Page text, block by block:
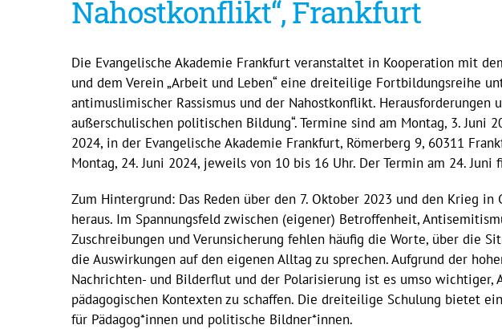
Nahostkonflikt“, Frankfurt
Die Evangelische Akademie Frankfurt veranstaltet in Kooperation mit
und dem Verein „Arbeit und Leben“ eine dreiteilige Fortbildungsreihe
antimuslimischer Rassismus und der Nahostkonflikt. Herausforderungen
außerschulischen politischen Bildung“. Termine sind am Montag, 3. Juni
2024, in der Evangelische Akademie Frankfurt, Römerberg 9, 60311
Montag, 24. Juni 2024, jeweils von 10 bis 16 Uhr. Der Termin am 24.
Zum Hintergrund: Das Reden über den 7. Oktober 2023 und den Krieg in
heraus. Im Spannungsfeld zwischen (eigener) Betroffenheit,
Zuschreibungen und Verunsicherung fehlen häufig die Worte, über die
die Auswirkungen auf den eigenen Alltag zu sprechen. Aufgrund der
Nachrichten- und Bilderflut und der Polarisierung ist es umso wichtiger,
pädagogischen Kontexten zu schaffen. Die dreiteilige Schulung bietet
für Pädagog*innen und politische Bildner*innen.